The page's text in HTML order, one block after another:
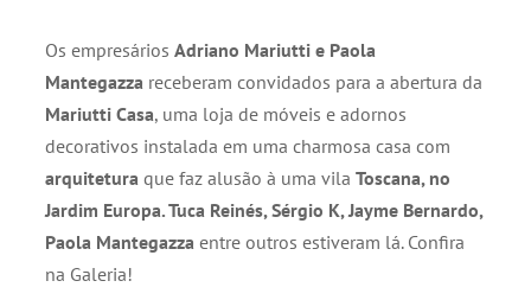
Os empresários Adriano Mariutti e Paola
Mantegazza receberam convidados para a abertura da
Mariutti Casa, uma loja de móveis e adornos
decorativos instalada em uma charmosa casa com
arquitetura que faz alusão à uma vila Toscana, no
Jardim Europa. Tuca Reinés, Sérgio K, Jayme Bernardo,
Paola Mantegazza entre outros estiveram lá. Confira
na Galeria!